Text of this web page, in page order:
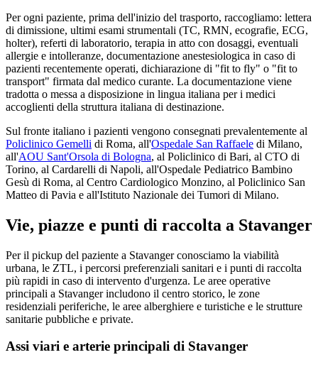
Per ogni paziente, prima dell'inizio del trasporto, raccogliamo: lettera
di dimissione, ultimi esami strumentali (TC, RMN, ecografie, ECG,
holter), referti di laboratorio, terapia in atto con dosaggi, eventuali
allergie e intolleranze, documentazione anestesiologica in caso di
pazienti recentemente operati, dichiarazione di "fit to fly" o "fit to
transport" firmata dal medico curante. La documentazione viene
tradotta o messa a disposizione in lingua italiana per i medici
accoglienti della struttura italiana di destinazione.
Sul fronte italiano i pazienti vengono consegnati prevalentemente al
Policlinico Gemelli di Roma, all'Ospedale San Raffaele di Milano,
all'AOU Sant'Orsola di Bologna, al Policlinico di Bari, al CTO di
Torino, al Cardarelli di Napoli, all'Ospedale Pediatrico Bambino
Gesù di Roma, al Centro Cardiologico Monzino, al Policlinico San
Matteo di Pavia e all'Istituto Nazionale dei Tumori di Milano.
Vie, piazze e punti di raccolta a Stavanger
Per il pickup del paziente a Stavangerconosciamo la viabilità
urbana, le ZTL, i percorsi preferenziali sanitari e i punti di raccolta
più rapidi in caso di intervento d'urgenza. Le aree operative
principali a Stavangerincludono il centro storico, le zone
residenziali periferiche, le aree alberghiere e turistiche e le strutture
sanitarie pubbliche e private.
Assi viari e arterie principali di Stavanger